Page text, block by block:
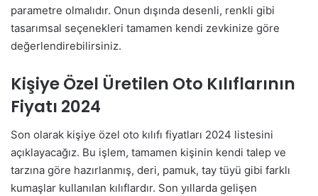
parametre olmalıdır. Onun dışında desenli, renkli gibi
tasarımsal seçenekleri tamamen kendi zevkinize göre
değerlendirebilirsiniz.
Kişiye Özel Üretilen Oto Kılıflarının
Fiyatı 2024
Son olarak kişiye özel oto kılıfı fiyatları 2024 listesini
açıklayacağız. Bu işlem, tamamen kişinin kendi talep ve
tarzına göre hazırlanmış, deri, pamuk, tay tüyü gibi farklı
kumaşlar kullanılan kılıflardır. Son yıllarda gelişen